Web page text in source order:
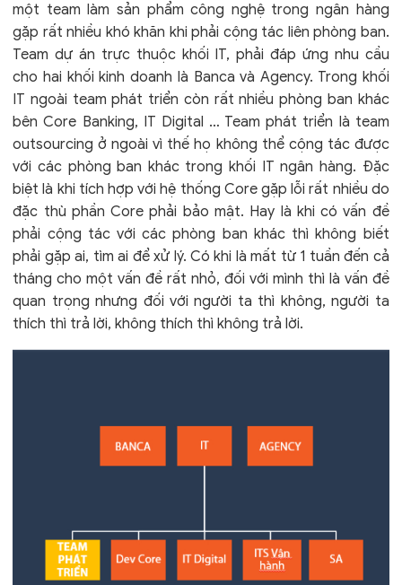
một team làm sản phẩm công nghệ trong ngân hàng
gặp rất nhiều khó khăn khi phải cộng tác liên phòng ban.
Team dự án trực thuộc khối IT, phải đáp ứng nhu cầu
cho hai khối kinh doanh là Banca và Agency. Trong khối
IT ngoài team phát triển còn rất nhiều phòng ban khác
bên Core Banking, IT Digital … Team phát triển là team
outsourcing ở ngoài vì thế họ không thể cộng tác được
với các phòng ban khác trong khối IT ngân hàng. Đặc
biệt là khi tích hợp với hệ thống Core gặp lỗi rất nhiều do
đặc thù phần Core phải bảo mật. Hay là khi có vấn đề
phải cộng tác với các phòng ban khác thì không biết
phải gặp ai, tìm ai để xử lý. Có khi là mất từ 1 tuần đến cả
tháng cho một vấn đề rất nhỏ, đối với mình thì là vấn đề
quan trọng nhưng đối với người ta thì không, người ta
thích thì trả lời, không thích thì không trả lời.